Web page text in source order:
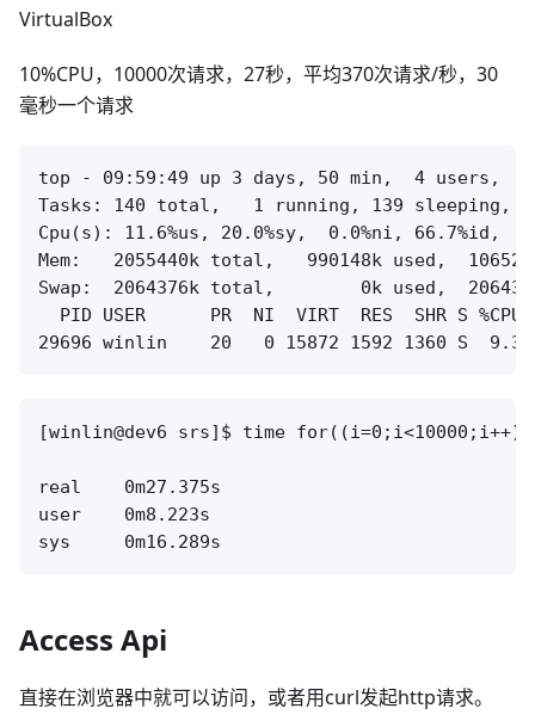
VirtualBox
10%CPU，10000次请求，27秒，平均370次请求/秒，30
毫秒一个请求
top - 09:59:49 up 3 days, 50 min,  4 users,
Tasks: 140 total,   1 running, 139 sleeping,
Cpu(s): 11.6%us, 20.0%sy,  0.0%ni, 66.7%id,
Mem:   2055440k total,   990148k used,
Swap:  2064376k total,        0k used,
PID USER      PR  NI  VIRT  RES  SHR S %CPU
[winlin@dev6 srs]$ time
real	0m27.375s
user	0m8.223s
Access Api
直接在浏览器中就可以访问，或者用curl发起http请求。